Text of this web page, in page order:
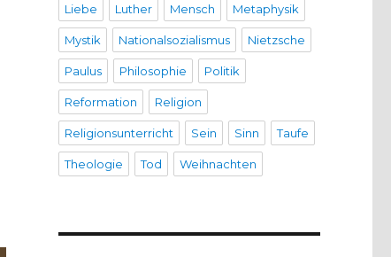
Liebe Luther Mensch Metaphysik
Mystik Nationalsozialismus Nietzsche
Paulus Philosophie Politik
Reformation Religion
Religionsunterricht Sein Sinn Taufe
Theologie Tod Weihnachten